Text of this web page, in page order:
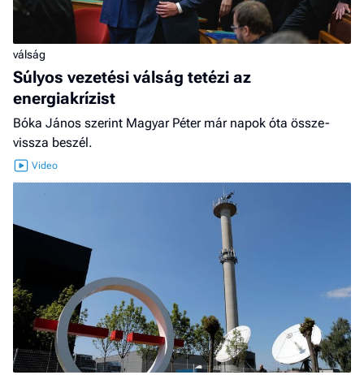
válság
Súlyos vezetési válság tetézi az
energiakrízist
Bóka János szerint Magyar Péter már napok óta össze-
vissza beszél.